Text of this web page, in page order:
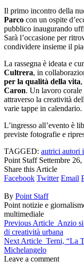
Il primo incontro della
Parco con un ospite
pubblico inaugurando
Sarà l’occasione per
condividere insieme il
La rassegna è ideata e
Cultrera, in
per la qualità della vita
Caron. Un lavoro
attraverso la creatività
varie tappe in calendario.
L’ingresso all’evento è
previste fotografie e
TAGGED: autrici autori
Point Staff Settembre
Share this Article
Facebook Twitter Email
By Point Staff
Point notizie e
multimediale
Previous Article Anzio
di creatività urbana
Next Article Terni, “La
Michelangelo
Leave a comment